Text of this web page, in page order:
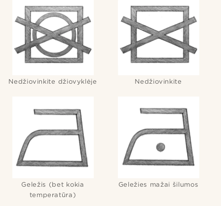
Nedžiovinkite džiovyklėje Nedžiovinkite
Geležis (bet kokia
temperatūra)
Geležies mažai šilumos